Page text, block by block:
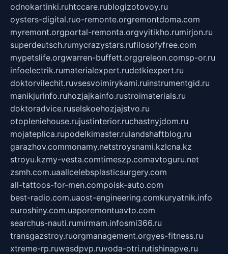
odnokartinki.ruhtccare.rublogizotovoy.ru
oysters-digital.ruo-remonte.orgremontdoma.com
myremont.orgportal-remonta.orgvyitikho.rumirjon.ru
superdeutsch.rumycrazystars.rufilosofyfree.com
mypetslife.orgwarren-buffett.orggreleon.comsp-or.ru
infoelectrik.rumaterialexpert.rudetkiexpert.ru
doktorvilechit.ruvsesvoimirykami.ruinstrumentgid.ru
manikjurinfo.ruhozjajkainfo.rustroimaterials.ru
doktoradvice.ruselskoehozjajstvo.ru
otopleniehouse.rujustinterior.ruchastnyjdom.ru
mojateplica.rupodelkimaster.rulandshaftblog.ru
garazhov.commonamy.netstroysnami.kzlcna.kz
stroyu.kzmy-vesta.comtimeszp.comavtoguru.net
zsmh.com.uaallcelebsplasticsurgery.com
all-tattoos-for-men.compoisk-auto.com
best-radio.com.uaost-engineering.comkuryatnik.info
euroshiny.com.uaporemontuavto.com
searchus-nauti.rumirmam.infosmi366.ru
transgazstroy.ruorgmanagement.orgyes-fitness.ru
xtreme-rp.ruwasdpvp.ruvoda-otri.rutishinapve.ru